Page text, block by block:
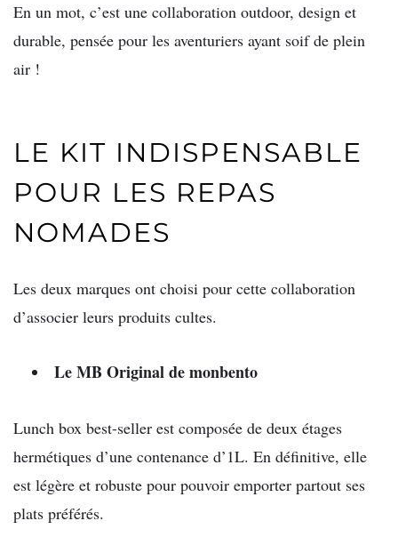
En un mot, c’est une collaboration outdoor, design et
durable, pensée pour les aventuriers ayant soif de plein
air !
LE KIT INDISPENSABLE
POUR LES REPAS
NOMADES
Les deux marques ont choisi pour cette collaboration
d’associer leurs produits cultes.
Le MB Original de monbento
Lunch box best-seller est composée de deux étages
hermétiques d’une contenance d’1L. En définitive, elle
est légère et robuste pour pouvoir emporter partout ses
plats préférés.